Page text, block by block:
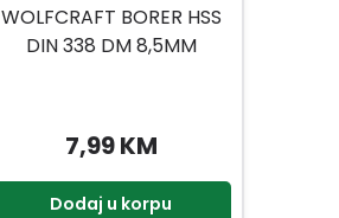
WOLFCRAFT BORER HSS
DIN 338 DM 8,5MM
7,99 KM
Dodaj u korpu